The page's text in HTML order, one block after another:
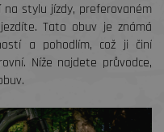
na stylu jízdy, preferovaném
Tato obuv je známá
a pohodlím, což ji činí
Níže najdete průvodce,